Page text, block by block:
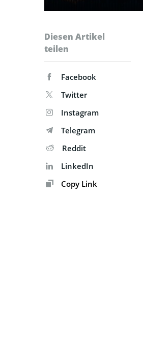
Diesen Artikel
teilen
Facebook
Twitter
Instagram
Telegram
Reddit
LinkedIn
Copy Link